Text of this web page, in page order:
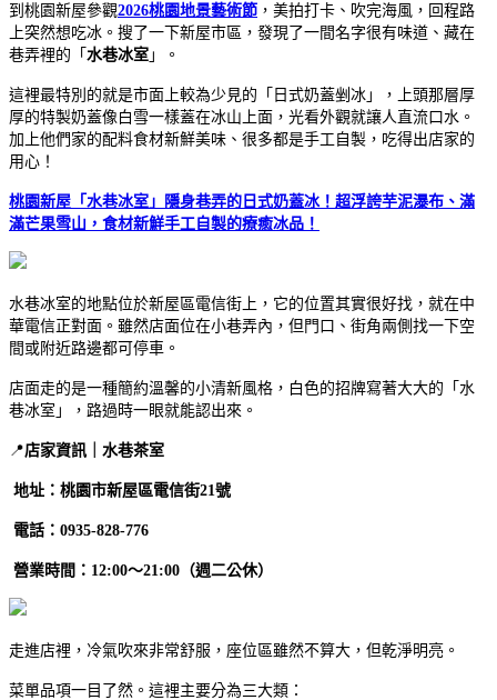
到桃園新屋參觀2026桃園地景藝術節 ，美拍打卡、吹完海風，回程路
上突然想吃冰。搜了一下新屋市區，發現了一間名字很有味道、藏在
巷弄裡的「 水巷冰室 」。
這裡最特別的就是市面上較為少見的「日式奶蓋剉冰」，上頭那層厚
厚的特製奶蓋像白雪一樣蓋在冰山上面，光看外觀就讓人直流口水。
加上他們家的配料食材新鮮美味、很多都是手工自製，吃得出店家的
用心！
桃園新屋「水巷冰室」隱身巷弄的日式奶蓋冰！超浮誇芋泥瀑布、滿
滿芒果雪山，食材新鮮手工自製的療癒冰品！
水巷冰室的地點位於新屋區電信街上，它的位置其實很好找，就在中
華電信正對面。雖然店面位在小巷弄內，但門口、街角兩側找一下空
間或附近路邊都可停車。
店面走的是一種簡約溫馨的小清新風格，白色的招牌寫著大大的「水
巷冰室」，路過時一眼就能認出來。
📍店家資訊｜水巷茶室
地址：桃園市新屋區電信街21號
電話：0935-828-776
營業時間：12:00～21:00（週二公休）
走進店裡，冷氣吹來非常舒服，座位區雖然不算大，但乾淨明亮。
菜單品項一目了然。這裡主要分為三大類：